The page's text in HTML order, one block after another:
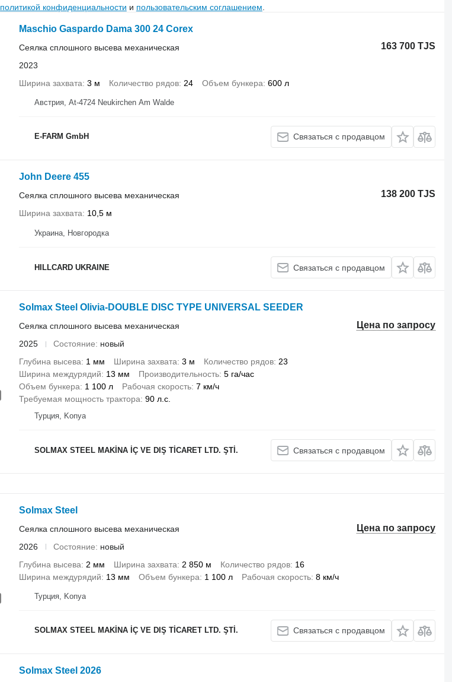
политикой конфиденциальности и пользовательским соглашением
Maschio Gaspardo Dama 300 24 Corex
163 700 TJS
Сеялка сплошного высева механическая
2023
Ширина захвата 3 м Количество рядов 24 Объем бункера 600 л
Австрия, At-4724 Neukirchen Am Walde
E-FARM GmbH Связаться с продавцом
John Deere 455
138 200 TJS
Сеялка сплошного высева механическая
Ширина захвата
10,5 м
Украина, Новгородка
HILLCARD UKRAINE Связаться с продавцом
Solmax Steel Olivia-DOUBLE DISC TYPE UNIVERSAL SEEDER
Цена по запросу
Сеялка сплошного высева механическая
2025
Состояние
новый
Глубина высева
1 мм Ширина захвата 3 м Количество рядов 23
Ширина междурядий
13 мм Производительность 5 га/час
Объем бункера
1 100 л Рабочая скорость 7 км/ч
Требуемая мощность трактора 90 л.с.
Турция, Konya
SOLMAX STEEL MAKİNA İÇ VE DIŞ TİCARET LTD. ŞTİ. Связаться с продавцом
Solmax Steel
Цена по запросу
Сеялка сплошного высева механическая
2026
Состояние
новый
Глубина высева
2 мм Ширина захвата 2 850 м Количество рядов 16
Ширина междурядий
13 мм Объем бункера 1 100 л Рабочая скорость 8 км/ч
Турция, Konya
SOLMAX STEEL MAKİNA İÇ VE DIŞ TİCARET LTD. ŞTİ. Связаться с продавцом
Solmax Steel 2026